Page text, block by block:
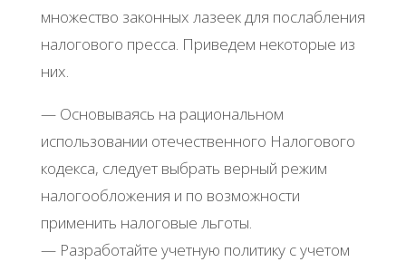
множество законных лазеек для послабления
налогового пресса. Приведем некоторые из
них.
— Основываясь на рациональном
использовании отечественного Налогового
кодекса, следует выбрать верный режим
налогообложения и по возможности
применить налоговые льготы.
— Разработайте учетную политику с учетом